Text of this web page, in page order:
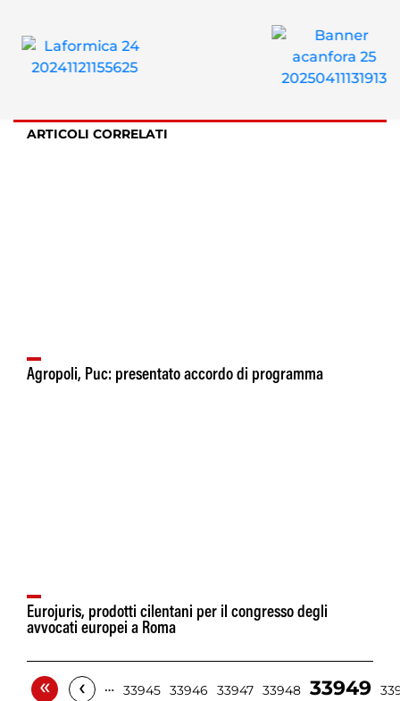
ARTICOLI CORRELATI
Agropoli, Puc: presentato accordo di programma
Eurojuris, prodotti cilentani per il congresso degli
avvocati europei a Roma
« ‹ … 33945 33946 33947 33948 33949